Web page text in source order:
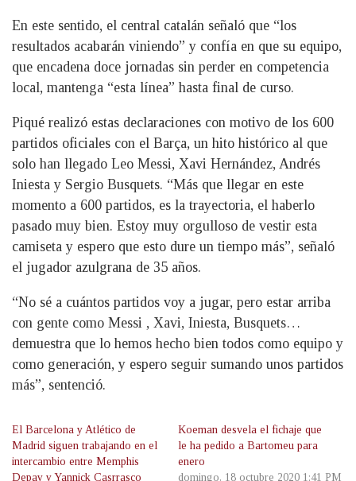
En este sentido, el central catalán señaló que “los
resultados acabarán viniendo” y confía en que su equipo,
que encadena doce jornadas sin perder en competencia
local, mantenga “esta línea” hasta final de curso.
Piqué realizó estas declaraciones con motivo de los 600
partidos oficiales con el Barça, un hito histórico al que
solo han llegado Leo Messi, Xavi Hernández, Andrés
Iniesta y Sergio Busquets. “Más que llegar en este
momento a 600 partidos, es la trayectoria, el haberlo
pasado muy bien. Estoy muy orgulloso de vestir esta
camiseta y espero que esto dure un tiempo más”, señaló
el jugador azulgrana de 35 años.
“No sé a cuántos partidos voy a jugar, pero estar arriba
con gente como Messi , Xavi, Iniesta, Busquets…
demuestra que lo hemos hecho bien todos como equipo y
como generación, y espero seguir sumando unos partidos
más”, sentenció.
El Barcelona y Atlético de
Madrid siguen trabajando en el
intercambio entre Memphis
Depay y Yannick Casrrasco
Koeman desvela el fichaje que
le ha pedido a Bartomeu para
enero
domingo, 18 octubre 2020 1:41 PM